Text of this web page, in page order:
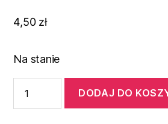
4,50 zł
Na stanie
Podkładka
korkowa
DODAJ DO